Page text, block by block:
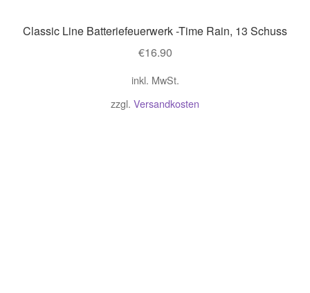
Classic Line Batteriefeuerwerk -Time Rain, 13 Schuss
€16.90
inkl. MwSt.
zzgl. Versandkosten